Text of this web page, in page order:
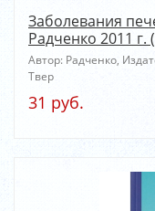
Заболевания
Радченко 2011 г.
Автор: Радченко,
Твер
31 руб.